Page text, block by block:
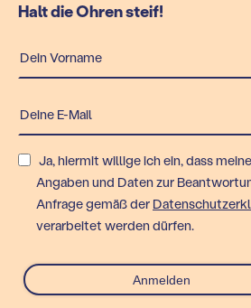
Halt die Ohren steif!
Ja, hiermit willige ich ein, dass meine
Angaben und Daten zur
Anfrage gemäß der
verarbeitet werden dürfen.